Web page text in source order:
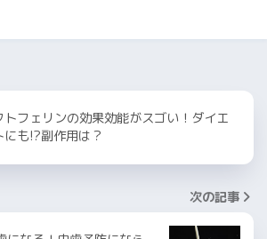
トフェリンの効果効能がスゴい！ダイエ
にも!?副作用は？
次の記事